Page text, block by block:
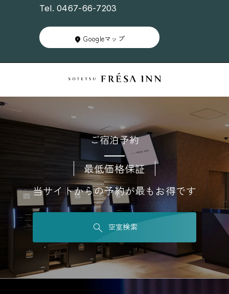
Tel. 0467-66-7203
Googleマップ
ご宿泊予約
最低価格保証
当サイトからの予約が最もお得です
空室検索